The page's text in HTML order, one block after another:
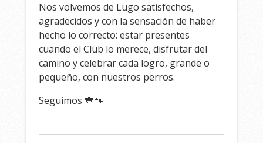
Nos volvemos de Lugo satisfechos,
agradecidos y con la sensación de haber
hecho lo correcto: estar presentes
cuando el Club lo merece, disfrutar del
camino y celebrar cada logro, grande o
pequeño, con nuestros perros.
Seguimos 💙🐾